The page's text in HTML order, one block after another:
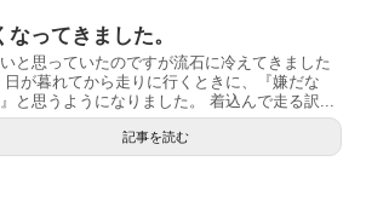
なってきました。
と思っていたのですが流石に冷えてきました
日が暮れてから走りに行くときに、『嫌だな
と思うようになりました。 着込んで走る訳...
記事を読む